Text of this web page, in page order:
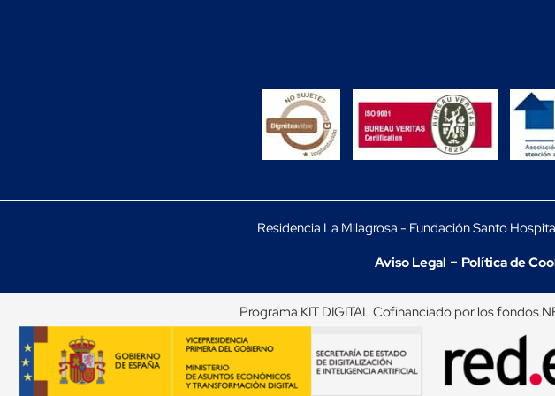
Residencia La Milagrosa - Fundación Santo
Aviso Legal - Política de
Programa KIT DIGITAL Cofinanciado por los fondos